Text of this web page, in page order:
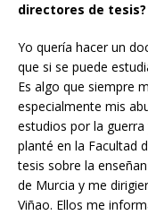
directores de tesis?
Yo quería hacer un
que si se puede
Es algo que siempre
especialmente mis
estudios por la
planté en la Facultad
tesis sobre la
de Murcia y me
Viñao. Ellos me